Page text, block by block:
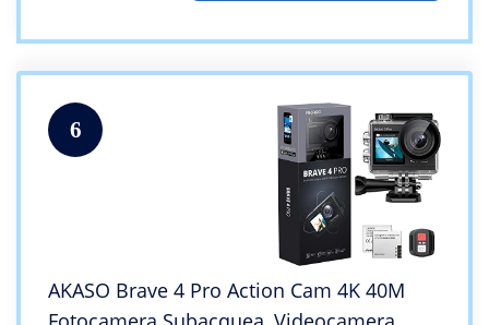
6
AKASO Brave 4 Pro Action Cam 4K 40M